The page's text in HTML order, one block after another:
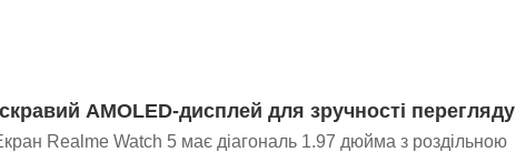
AMOLED-дисплей для зручності перегляду
Realme Watch 5 має діагональ 1.97 дюйма з роздільною